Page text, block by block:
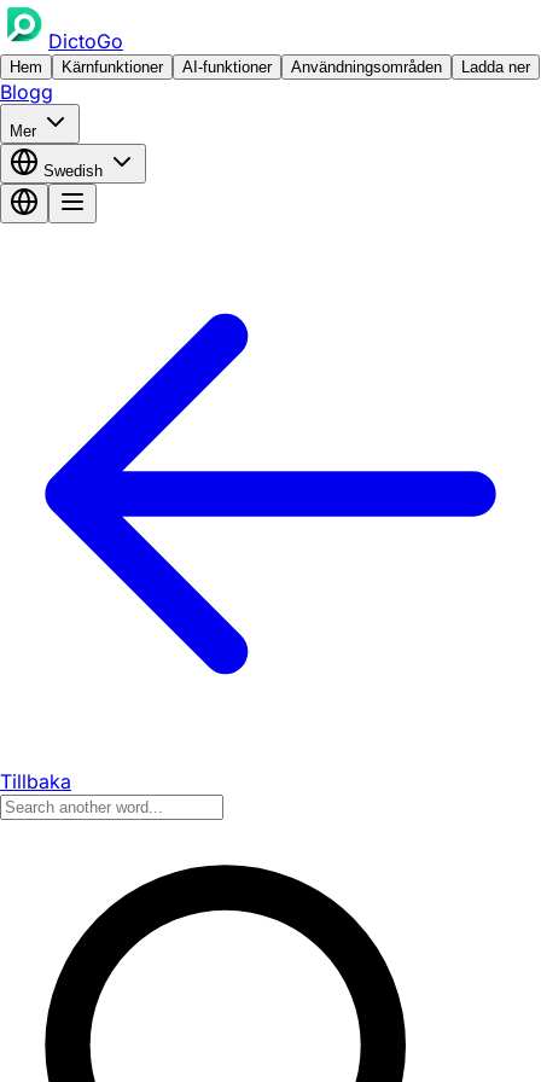
DictoGo
Hem Kärnfunktioner AI-funktioner Användningsområden Ladda ner
Blogg
Mer
Swedish
Tillbaka